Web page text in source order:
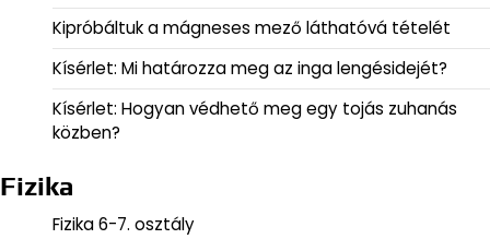
Kipróbáltuk a mágneses mező láthatóvá tételét
Kísérlet: Mi határozza meg az inga lengésidejét?
Kísérlet: Hogyan védhető meg egy tojás zuhanás
közben?
Fizika
Fizika 6-7. osztály